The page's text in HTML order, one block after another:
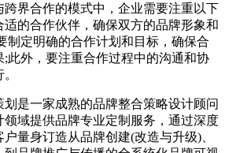
界合作的模式中，企业需要注重以下
适的合作伙伴，确保双方的品牌形象和
制定明确的合作计划和目标，确保合
此外，要注重合作过程中的沟通和协
是一家成熟的品牌整合策略设计顾问
域提供品牌专业定制服务，通过深度
量身订造从品牌创建(改造与升级)、